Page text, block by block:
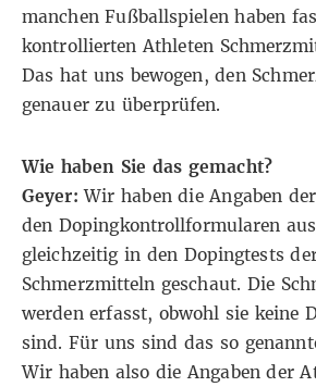
manchen Fußballspielen haben
kontrollierten Athleten
Das hat uns bewogen, den
genauer zu überprüfen.
Wie haben Sie das gemacht?
Geyer: Wir haben die Angaben
den Dopingkontrollformularen
gleichzeitig in den Dopingtests
Schmerzmitteln geschaut. Die
werden erfasst, obwohl sie keine
sind. Für uns sind das so
Wir haben also die Angaben der